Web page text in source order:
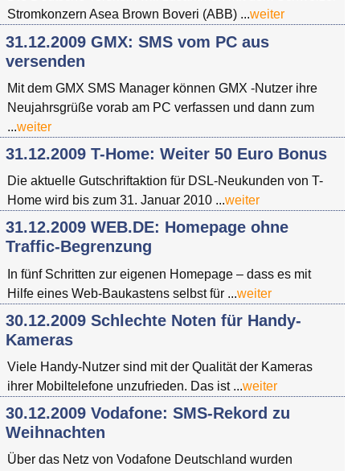
Stromkonzern Asea Brown Boveri (ABB) ...weiter
31.12.2009 GMX: SMS vom PC aus
versenden
Mit dem GMX SMS Manager können GMX -Nutzer ihre
Neujahrsgrüße vorab am PC verfassen und dann zum
...weiter
31.12.2009 T-Home: Weiter 50 Euro Bonus
Die aktuelle Gutschriftaktion für DSL-Neukunden von T-
Home wird bis zum 31. Januar 2010 ...weiter
31.12.2009 WEB.DE: Homepage ohne
Traffic-Begrenzung
In fünf Schritten zur eigenen Homepage – dass es mit
Hilfe eines Web-Baukastens selbst für ...weiter
30.12.2009 Schlechte Noten für Handy-
Kameras
Viele Handy-Nutzer sind mit der Qualität der Kameras
ihrer Mobiltelefone unzufrieden. Das ist ...weiter
30.12.2009 Vodafone: SMS-Rekord zu
Weihnachten
Über das Netz von Vodafone Deutschland wurden